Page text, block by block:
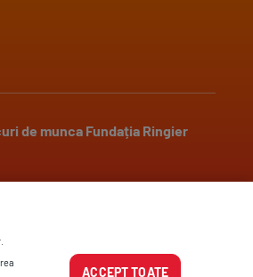
de munca Fundația Ringier
ACCEPT TOATE